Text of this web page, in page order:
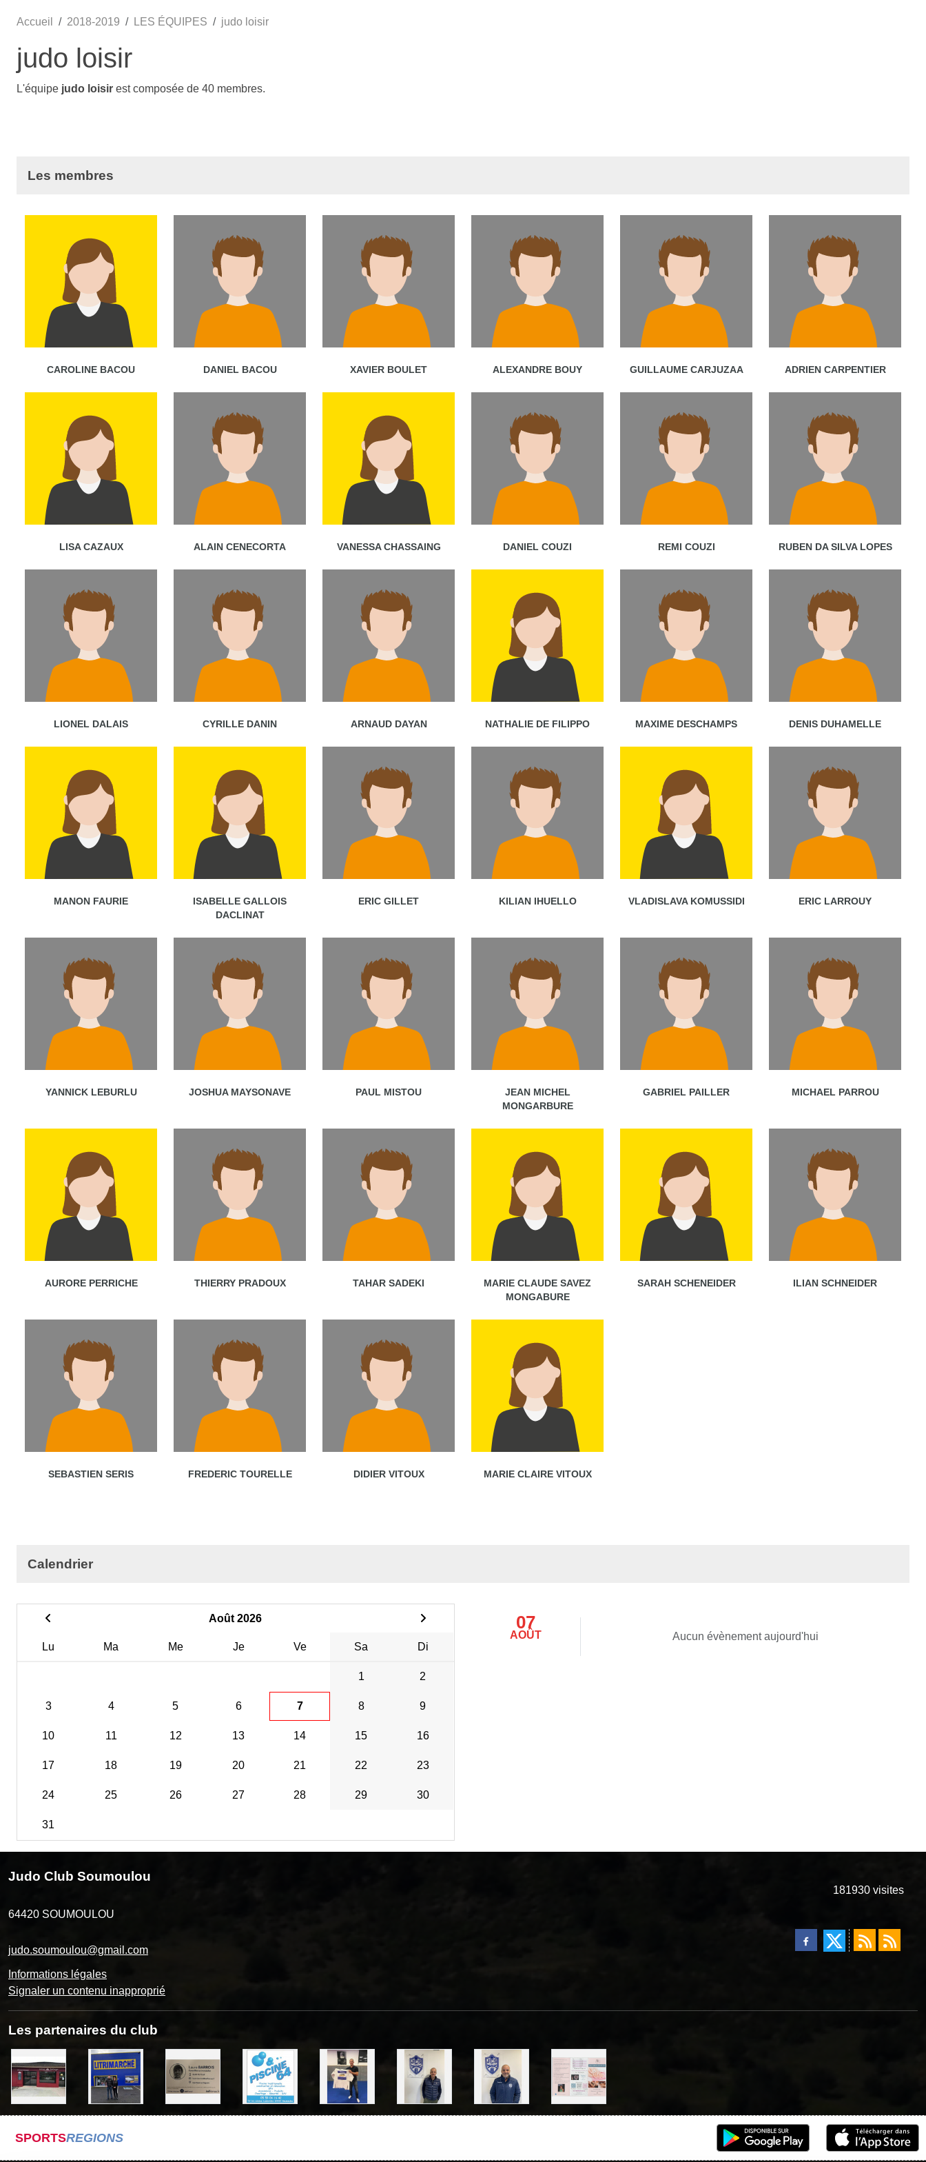
Accueil 2018-2019 LES ÉQUIPES judo loisir
judo loisir
L'équipe judo loisir est composée de 40 membres.
Les membres
CAROLINE BACOU DANIEL BACOU XAVIER BOULET ALEXANDRE BOUY GUILLAUME CARJUZAA ADRIEN CARPENTIER
LISA CAZAUX ALAIN CENECORTA VANESSA CHASSAING DANIEL COUZI REMI COUZI RUBEN DA SILVA LOPES
LIONEL DALAIS CYRILLE DANIN ARNAUD DAYAN NATHALIE DE FILIPPO MAXIME DESCHAMPS DENIS DUHAMELLE
MANON FAURIE
ISABELLE GALLOIS
DACLINAT
ERIC GILLET KILIAN IHUELLO VLADISLAVA KOMUSSIDI ERIC LARROUY
YANNICK LEBURLU JOSHUA MAYSONAVE PAUL MISTOU
JEAN MICHEL
MONGARBURE
GABRIEL PAILLER MICHAEL PARROU
AURORE PERRICHE THIERRY PRADOUX TAHAR SADEKI
MARIE CLAUDE SAVEZ
MONGABURE
SARAH SCHENEIDER ILIAN SCHNEIDER
SEBASTIEN SERIS FREDERIC TOURELLE DIDIER VITOUX MARIE CLAIRE VITOUX
Calendrier
Août 2026
Lu Ma Me Je Ve Sa Di
1 2
3 4 5 6 7 8 9
10 11 12 13 14 15 16
17 18 19 20 21 22 23
24 25 26 27 28 29 30
31
07
AOÛT Aucun évènement aujourd'hui
Judo Club Soumoulou
64420 SOUMOULOU
judo.soumoulou@gmail.com
Informations légales
Signaler un contenu inapproprié
181930 visites
Les partenaires du club
SPORTSREGIONS